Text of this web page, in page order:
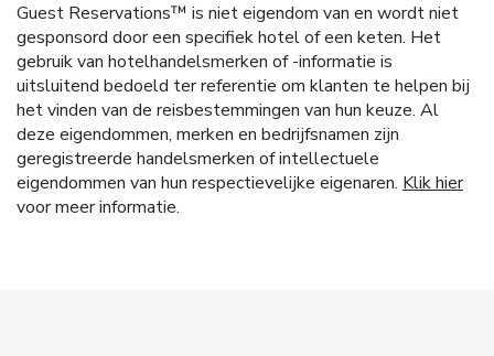
Guest Reservations™ is niet eigendom van en wordt niet
gesponsord door een specifiek hotel of een keten. Het
gebruik van hotelhandelsmerken of -informatie is
uitsluitend bedoeld ter referentie om klanten te helpen bij
het vinden van de reisbestemmingen van hun keuze. Al
deze eigendommen, merken en bedrijfsnamen zijn
geregistreerde handelsmerken of intellectuele
eigendommen van hun respectievelijke eigenaren. Klik hier
voor meer informatie.